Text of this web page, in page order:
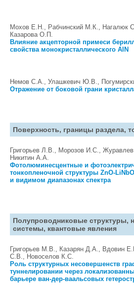
Мохов Е.Н., Рабчинский M.К., Нагалюк
Казарова О.П.
Влияние акцепторной примеси
свойства монокристаллического AlN
Немов С.А., Улашкевич Ю.В.,
Отражение от боковой грани
Поверхность, границы раздела,
Григорьев Л.В., Морозов И.С.,
Никитин А.А.
Фотолюминесцентные и
тонкопленочной структуры ZnO-LiNbO
и видимом диапазонах спектра
Полупроводниковые структуры,
системы, квантовые явления
Григорьев М.В., Казарян Д.А., Вдовин
С.В., Новоселов К.С.
Роль структурных несовершенств
туннелировании через
барьере ван-дер-ваальсовых